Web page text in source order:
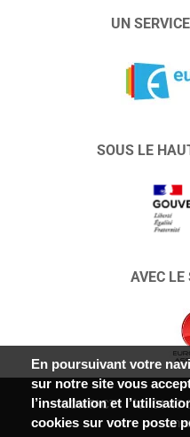
UN
SOUS LE
AVEC LE
CONTACT : 01 47
En poursuivant votre
sur notre site vous
l’installation et
cookies sur votre poste